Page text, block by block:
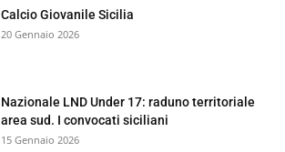
Calcio Giovanile Sicilia
20 Gennaio 2026
Nazionale LND Under 17: raduno territoriale
area sud. I convocati siciliani
15 Gennaio 2026